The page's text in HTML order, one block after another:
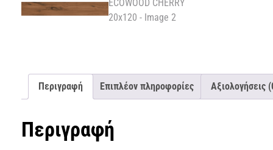
Περιγραφή Επιπλέον πληροφορίες Αξιολογήσεις
Περιγραφή